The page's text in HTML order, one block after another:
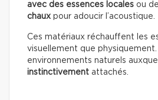
avec des essences locales ou
chaux pour adoucir l’acoustique.
Ces matériaux réchauffent les
visuellement que
environnements naturels
instinctivement attachés.